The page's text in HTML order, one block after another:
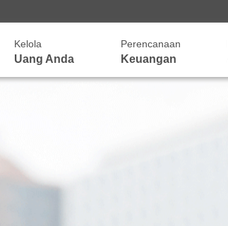
Kelola
Uang Anda
Perencanaan
Keuangan